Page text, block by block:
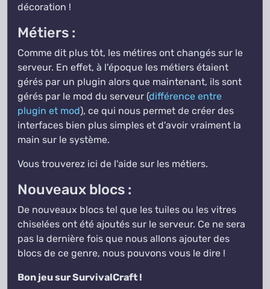
décoration !
Métiers :
Comme dit plus tôt, les métires ont changés sur le
serveur. En effet, à l'époque les métiers étaient
gérés par un plugin alors que maintenant, ils sont
gérés par le mod du serveur (différence entre
plugin et mod), ce qui nous permet de créer des
interfaces bien plus simples et d'avoir vraiment la
main sur le système.
Vous trouverez ici de l'aide sur les métiers.
Nouveaux blocs :
De nouveaux blocs tel que les tuiles ou les vitres
chiselées ont été ajoutés sur le serveur. Ce ne sera
pas la dernière fois que nous allons ajouter des
blocs de ce genre, nous pouvons vous le dire !
Bon jeu sur SurvivalCraft !